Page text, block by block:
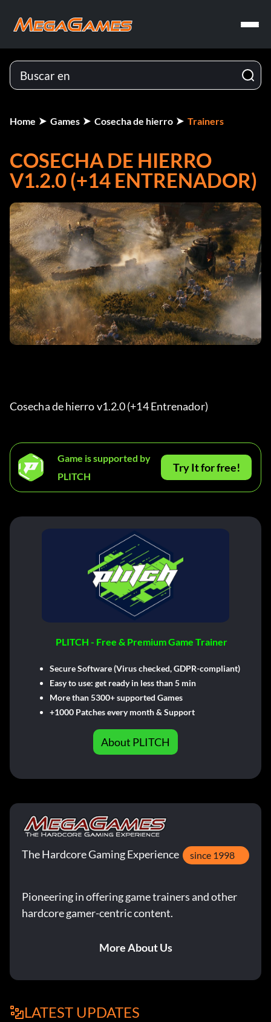
Home Games Cosecha de hierro Trainers
COSECHA DE HIERRO
V1.2.0 (+14 ENTRENADOR)
Cosecha de hierro v1.2.0 (+14 Entrenador)
Game is supported by
PLITCH
Try It for free!
PLITCH - Free & Premium Game Trainer
Secure Software (Virus checked, GDPR-compliant)
Easy to use: get ready in less than 5 min
More than 5300+ supported Games
+1000 Patches every month & Support
About PLITCH
The Hardcore Gaming Experience since 1998
Pioneering in offering game trainers and other
hardcore gamer-centric content.
More About Us
LATEST UPDATES